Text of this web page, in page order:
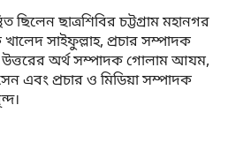
ছাত্রশিবির চট্টগ্রাম মহানগর
সাইফুল্লাহ, প্রচার সম্পাদক
অর্থ সম্পাদক গোলাম আযম,
এবং প্রচার ও মিডিয়া সম্পাদক